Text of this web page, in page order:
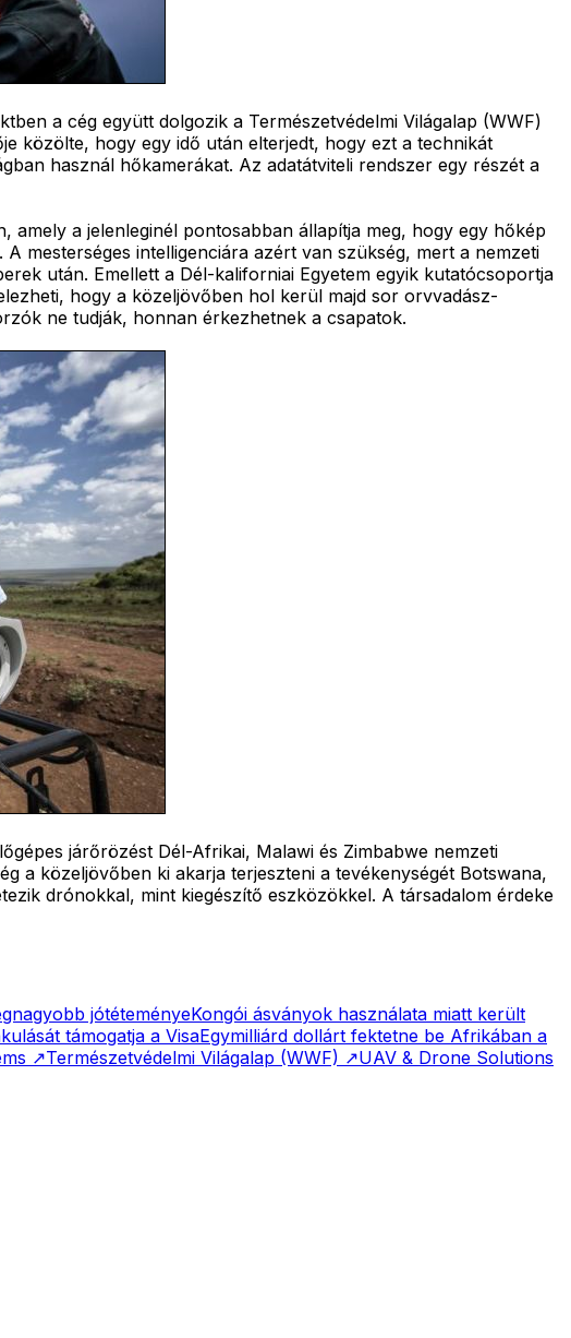
a cég együtt dolgozik a Természetvédelmi Világalap (WWF)
közölte, hogy egy idő után elterjedt, hogy ezt a technikát
használ hőkamerákat. Az adatátviteli rendszer egy részét a
amely a jelenleginél pontosabban állapítja meg, hogy egy hőkép
mesterséges intelligenciára azért van szükség, mert a nemzeti
után. Emellett a Dél-kaliforniai Egyetem egyik kutatócsoportja
hogy a közeljövőben hol kerül majd sor orvvadász-
ne tudják, honnan érkezhetnek a csapatok.
járőrözést Dél-Afrikai, Malawi és Zimbabwe nemzeti
a közeljövőben ki akarja terjeszteni a tevékenységét Botswana,
drónokkal, mint kiegészítő eszközökkel. A társadalom érdeke
jótéteményeKongói ásványok használata miatt került
támogatja a VisaEgymilliárd dollárt fektetne be Afrikában a
↗Természetvédelmi Világalap (WWF) ↗UAV & Drone Solutions